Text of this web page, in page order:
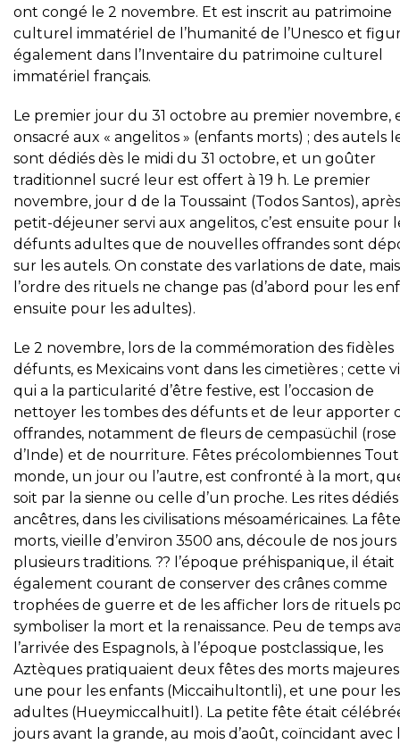
ont congé le 2 novembre. Et est inscrit au patrimoine
culturel immatériel de l’humanité de l’Unesco et
également dans l’Inventaire du patrimoine culturel
immatériel français.
Le premier jour du 31 octobre au premier novembre,
onsacré aux « angelitos » (enfants morts) ; des autels
sont dédiés dès le midi du 31 octobre, et un goûter
traditionnel sucré leur est offert à 19 h. Le premier
novembre, jour d de la Toussaint (Todos Santos),
petit-déjeuner servi aux angelitos, c’est ensuite pour
défunts adultes que de nouvelles offrandes sont
sur les autels. On constate des varlations de date, mais
l’ordre des rituels ne change pas (d’abord pour les
ensuite pour les adultes).
Le 2 novembre, lors de la commémoration des fidèles
défunts, es Mexicains vont dans les cimetières ; cette
qui a la particularité d’être festive, est l’occasion de
nettoyer les tombes des défunts et de leur apporter
offrandes, notamment de fleurs de cempasüchil (rose
d’Inde) et de nourriture. Fêtes précolombiennes
monde, un jour ou l’autre, est confronté à la mort,
soit par la sienne ou celle d’un proche. Les rites
ancêtres, dans les civilisations mésoaméricaines. La
morts, vieille d’environ 3500 ans, découle de nos jours
plusieurs traditions. ?? l’époque préhispanique, il était
également courant de conserver des crânes comme
trophées de guerre et de les afficher lors de rituels
symboliser la mort et la renaissance. Peu de temps
l’arrivée des Espagnols, à l’époque postclassique, les
Aztèques pratiquaient deux fêtes des morts majeures
une pour les enfants (Miccaihultontli), et une pour les
adultes (Hueymiccalhuitl). La petite fête était
jours avant la grande, au mois d’août, coïncidant avec